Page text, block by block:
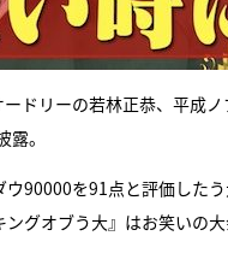
ドリーの若林正恭、平成
。
90000を91点と評価した
グオブう大』はお笑いの